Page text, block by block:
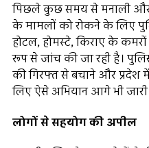
पिछले कुछ समय से मनाली और
के मामलों को रोकने के लिए
होटल, होमस्टे, किराए के
रूप से जांच की जा रही है।
की गिरफ्त से बचाने और प्रदेश
लिए ऐसे अभियान आगे भी जारी
लोगों से सहयोग की अपील